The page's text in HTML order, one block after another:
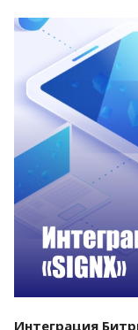
Интеграция